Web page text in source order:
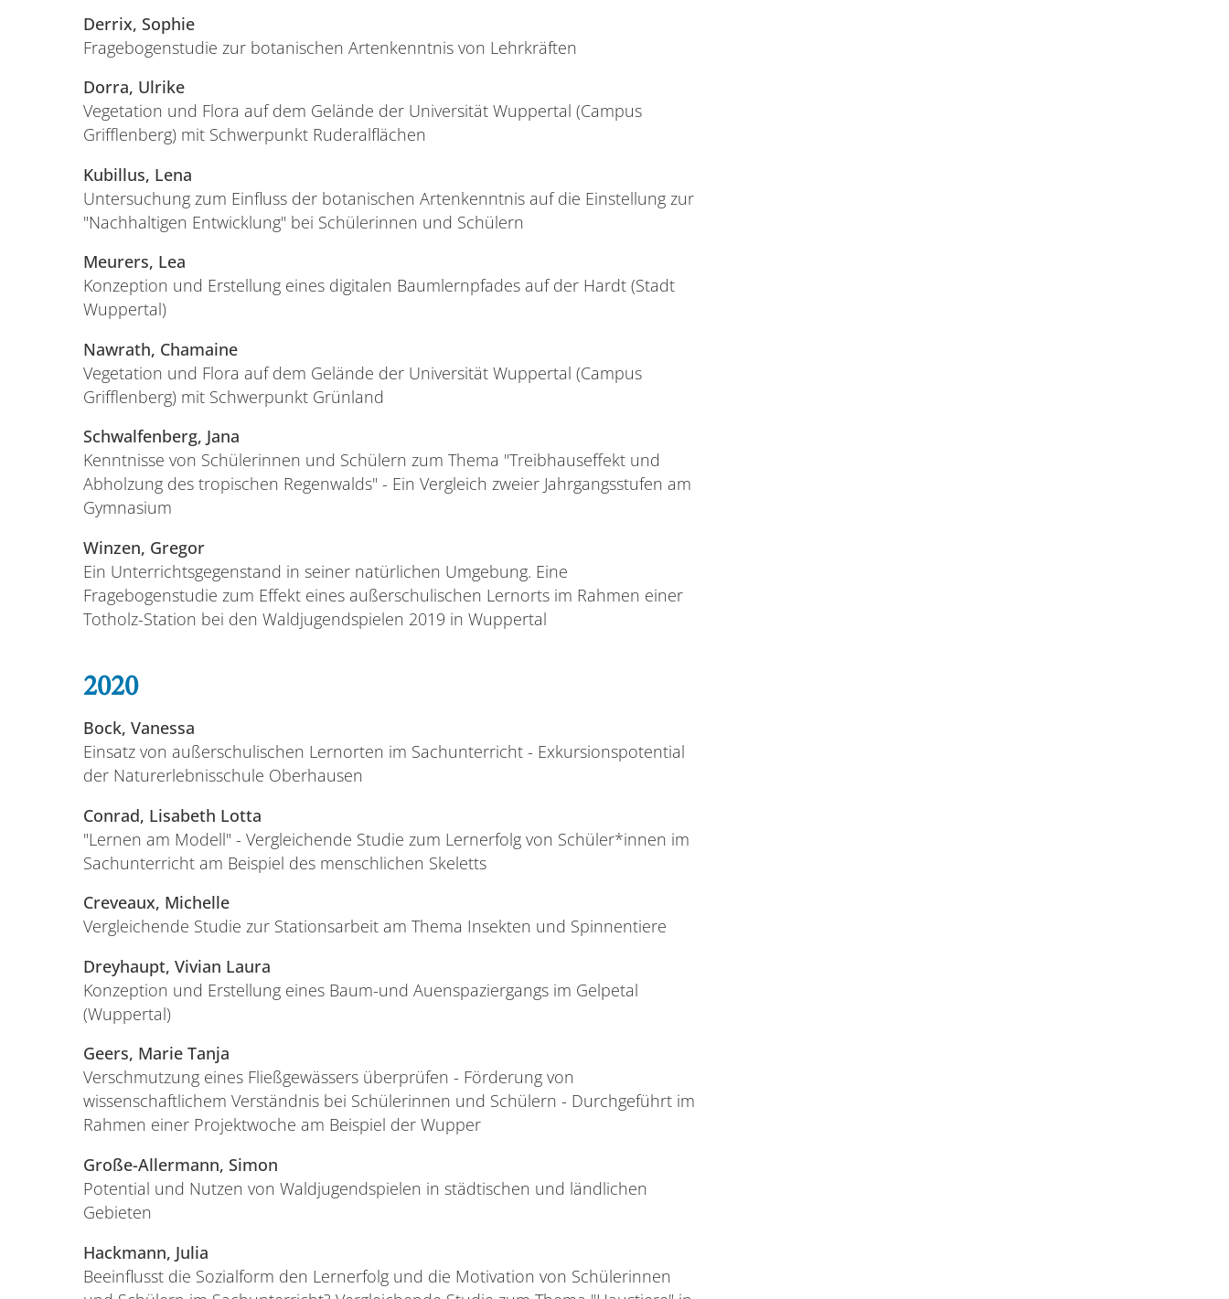
Derrix, Sophie
Fragebogenstudie zur botanischen Artenkenntnis von Lehrkräften
Dorra, Ulrike
Vegetation und Flora auf dem Gelände der Universität Wuppertal (Campus
Grifflenberg) mit Schwerpunkt Ruderalflächen
Kubillus, Lena
Untersuchung zum Einfluss der botanischen Artenkenntnis auf die Einstellung zur
"Nachhaltigen Entwicklung" bei Schülerinnen und Schülern
Meurers, Lea
Konzeption und Erstellung eines digitalen Baumlernpfades auf der Hardt (Stadt
Wuppertal)
Nawrath, Chamaine
Vegetation und Flora auf dem Gelände der Universität Wuppertal (Campus
Grifflenberg) mit Schwerpunkt Grünland
Schwalfenberg, Jana
Kenntnisse von Schülerinnen und Schülern zum Thema "Treibhauseffekt und
Abholzung des tropischen Regenwalds" - Ein Vergleich zweier Jahrgangsstufen am
Gymnasium
Winzen, Gregor
Ein Unterrichtsgegenstand in seiner natürlichen Umgebung. Eine
Fragebogenstudie zum Effekt eines außerschulischen Lernorts im Rahmen einer
Totholz-Station bei den Waldjugendspielen 2019 in Wuppertal
2020
Bock, Vanessa
Einsatz von außerschulischen Lernorten im Sachunterricht - Exkursionspotential
der Naturerlebnisschule Oberhausen
Conrad, Lisabeth Lotta
"Lernen am Modell" - Vergleichende Studie zum Lernerfolg von Schüler*innen im
Sachunterricht am Beispiel des menschlichen Skeletts
Creveaux, Michelle
Vergleichende Studie zur Stationsarbeit am Thema Insekten und Spinnentiere
Dreyhaupt, Vivian Laura
Konzeption und Erstellung eines Baum-und Auenspaziergangs im Gelpetal
(Wuppertal)
Geers, Marie Tanja
Verschmutzung eines Fließgewässers überprüfen - Förderung von
wissenschaftlichem Verständnis bei Schülerinnen und Schülern - Durchgeführt im
Rahmen einer Projektwoche am Beispiel der Wupper
Große-Allermann, Simon
Potential und Nutzen von Waldjugendspielen in städtischen und ländlichen
Gebieten
Hackmann, Julia
Beeinflusst die Sozialform den Lernerfolg und die Motivation von Schülerinnen